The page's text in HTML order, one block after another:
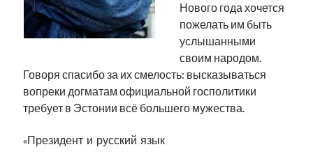
Парламент и правительство
Фотографии
Юмор
Нового года хочется
пожелать им быть
услышанными
своим народом.
Говоря спасибо за их смелость: высказываться
вопреки догматам официальной госполитики
требует в Эстонии всё большего мужества.
«Президент и русский язык